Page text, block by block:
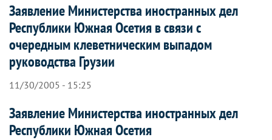
Заявление Министерства иностранных дел
Республики Южная Осетия в связи с
очередным клеветническим выпадом
руководства Грузии
11/30/2005 - 15:25
Заявление Министерства иностранных дел
Республики Южная Осетия